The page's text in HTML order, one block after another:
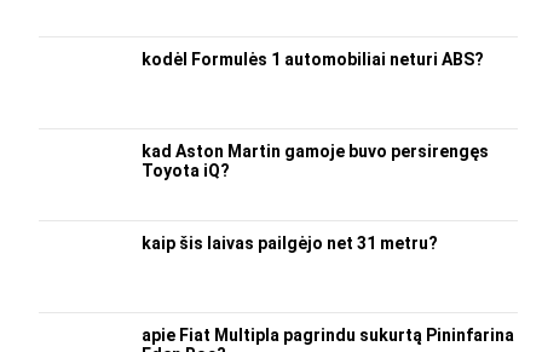
kodėl Formulės 1 automobiliai neturi ABS?
kad Aston Martin gamoje buvo persirengęs
Toyota iQ?
kaip šis laivas pailgėjo net 31 metru?
apie Fiat Multipla pagrindu sukurtą Pininfarina